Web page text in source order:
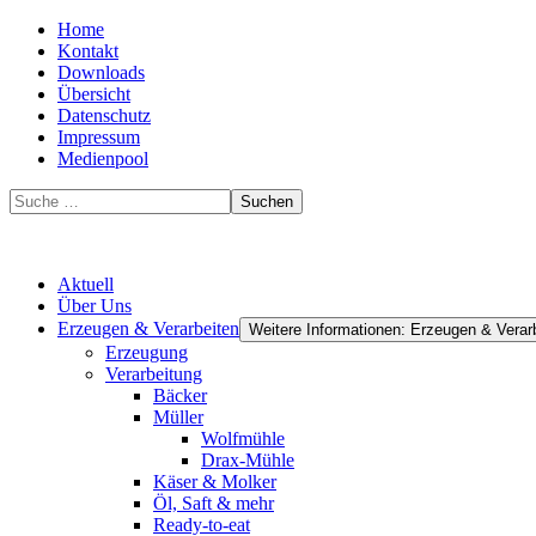
Home
Kontakt
Downloads
Übersicht
Datenschutz
Impressum
Medienpool
Suchen
Aktuell
Über Uns
Erzeugen & Verarbeiten Weitere Informationen: Erzeugen &
Erzeugung
Verarbeitung
Bäcker
Müller
Wolfmühle
Drax-Mühle
Käser & Molker
Öl, Saft & mehr
Ready-to-eat